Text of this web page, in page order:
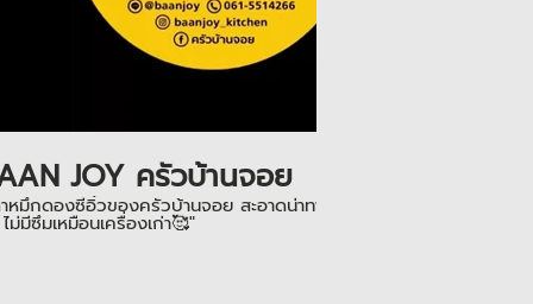
JOY ครัวบ้านจอย
หมึกดองซีอิ๋วของครัวบ้านจอย สะอาดน่าทานมากๆ ใช้เครื่องปิดฝากระป๋อง รุ่น
ม่มีซึมเหมือนเครื่องเก่า🥰"